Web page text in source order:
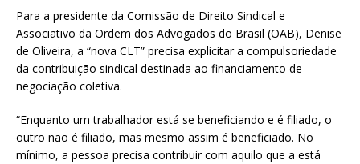
Para a presidente da Comissão de Direito Sindical e
Associativo da Ordem dos Advogados do Brasil (OAB), Denise
de Oliveira, a “nova CLT” precisa explicitar a compulsoriedade
da contribuição sindical destinada ao financiamento de
negociação coletiva.
“Enquanto um trabalhador está se beneficiando e é filiado, o
outro não é filiado, mas mesmo assim é beneficiado. No
mínimo, a pessoa precisa contribuir com aquilo que a está